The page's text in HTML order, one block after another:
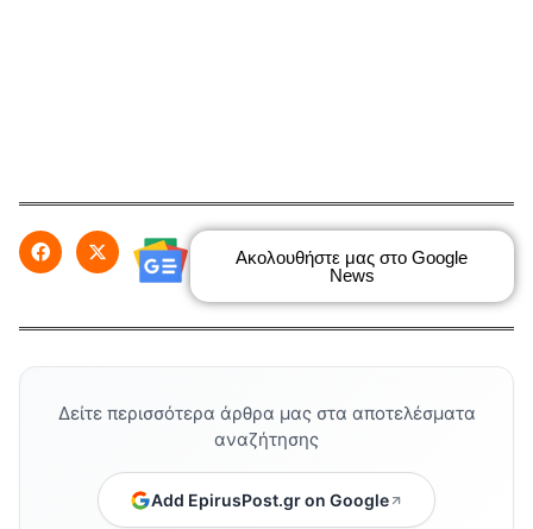
Ακολουθήστε μας στο Google
News
Δείτε περισσότερα άρθρα μας στα αποτελέσματα
αναζήτησης
Add EpirusPost.gr on Google